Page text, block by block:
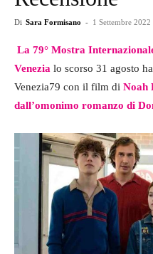
Di Sara Formisano - 1 Settembre 2022
La 79° Mostra
Venezia lo scorso 31 agosto
Venezia79 con il film di Noah
dall’omonimo romanzo di